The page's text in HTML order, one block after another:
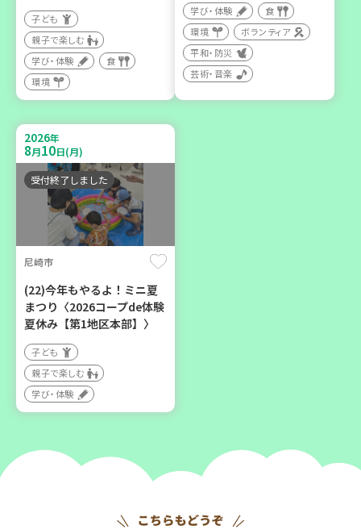
学び・体験
親子で楽しむ
学び・体験
食
2026年
9月12日(土)
豊岡市
大人の発達障がいを学び、
親子で心を軽くしません
大人向け
学び・体験
子ども
親子で楽しむ
学び・体験
食
環境
学び・体験
食
環境
ボランティア
平和・防災
芸術・音楽
2026年
8月10日(月)
受付終了しました
尼崎市
(22)今年もやるよ！ミニ夏
まつり〈2026コープde体験
夏休み【第1地区本部】〉
子ども
親子で楽しむ
学び・体験